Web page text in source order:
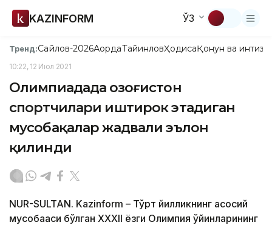
KAZINFORM ЎЗ
Тренд:Сайлов-2026АқордаТайинловҲодисаҚонун ва
10:22, 12 Июл 2021
Олимпиадада Қозоғистон
спортчилари иштирок этадиган
мусобақалар жадвали эълон
қилинди
NUR-SULTAN. Kazinform – Тўрт йилликнинг асосий
мусобақаси бўлган ХХХІІ ёзги Олимпия ўйинларининг